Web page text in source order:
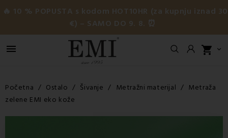
🔥 10 % POPUSTA s kodom HOT10HR (za kupnju iznad 30
€) – SAMO DO 9. 8. ⏰
 shopping_cart 
Početna Ostalo Šivanje Metražni materijal
Metraža
zelene EMI eko kože